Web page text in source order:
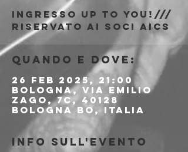
Ingresso Up to You!///
riservato ai soci AICS
Quando e dove:
26 feb 2025, 21:00
Bologna, Via Emilio
Zago, 7c, 40128
Bologna BO, Italia
Info sull'evento